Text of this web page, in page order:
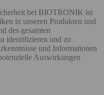
bei BIOTRONIK ist
in unseren Produkten und
des gesamten
identifizieren und zu
und Informationen
Auswirkungen